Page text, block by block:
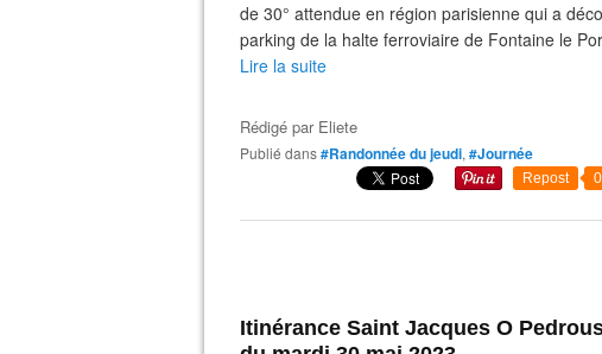
de 30° attendue en région parisienne qui a
parking de la halte ferroviaire de Fontaine le
Lire la suite
Rédigé par Eliete
Publié dans#Randonnée du jeudi, #Journée
Repost 0
Itinérance Saint Jacques O